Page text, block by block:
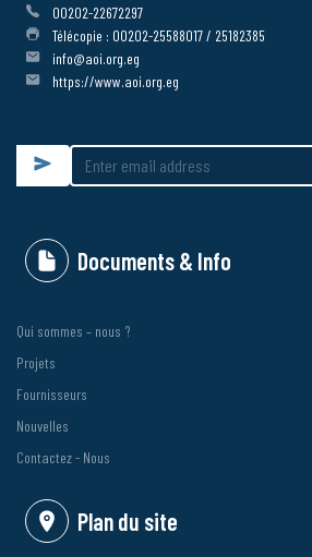
00202-22672297
Télécopie : 00202-25588017 / 25182385
info@aoi.org.eg
https://www.aoi.org.eg
Submit
Documents & Info
Qui sommes – nous ?
Projets
Fournisseurs
Nouvelles
Contactez - Nous
Plan du site